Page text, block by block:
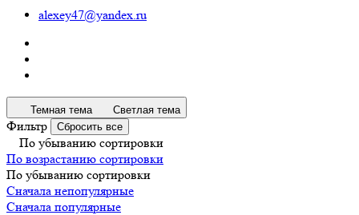
alexey47@yandex.ru
Темная тема Светлая тема
Фильтр Сбросить все
По убыванию сортировки
По возрастанию сортировки
По убыванию сортировки
Сначала непопулярные
Сначала популярные